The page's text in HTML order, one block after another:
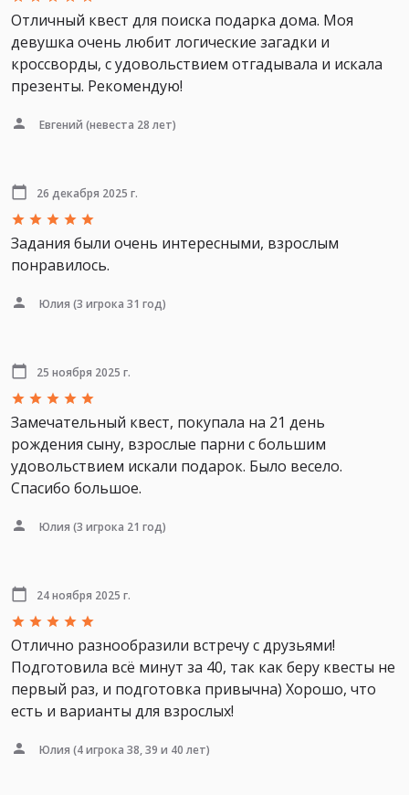
Отличный квест для поиска подарка дома. Моя
девушка очень любит логические загадки и
кроссворды, с удовольствием отгадывала и искала
презенты. Рекомендую!
Евгений (невеста 28 лет)
26 декабря 2025 г.
Задания были очень интересными, взрослым
понравилось.
Юлия (3 игрока 31 год)
25 ноября 2025 г.
Замечательный квест, покупала на 21 день
рождения сыну, взрослые парни с большим
удовольствием искали подарок. Было весело.
Спасибо большое.
Юлия (3 игрока 21 год)
24 ноября 2025 г.
Отлично разнообразили встречу с друзьями!
Подготовила всё минут за 40, так как беру квесты не
первый раз, и подготовка привычна) Хорошо, что
есть и варианты для взрослых!
Юлия (4 игрока 38, 39 и 40 лет)